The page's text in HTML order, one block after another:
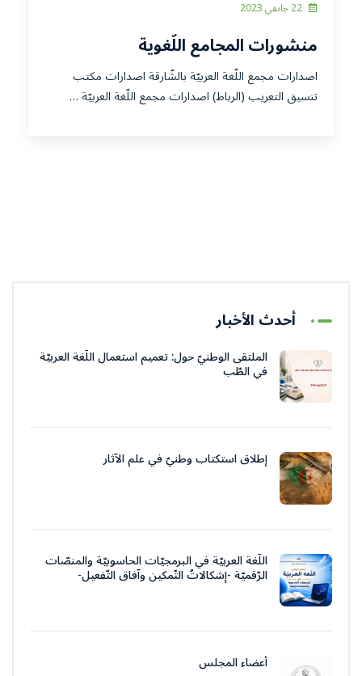
منشورات المجامع اللّغوية
اصدارات مجمع اللّغة العربيّة بالشّارقة اصدارات مكتب
تنسيق التعريب (الرباط) اصدارات مجمع اللّغة العربيّة …
أحدث الأخبار
الملتقى الوطنيّ حول: تعميم استعمال اللّغة العربيّة
في الطّب
إطلاق استكتاب وطنيّ في علم الآثار
اللّغة العربيّة في البرمجيّات الحاسوبيّة والمنصّات
الرّقميّة -إشكالاتُ التّمكين وآفاق التّفعيل-
أعضاء المجلس